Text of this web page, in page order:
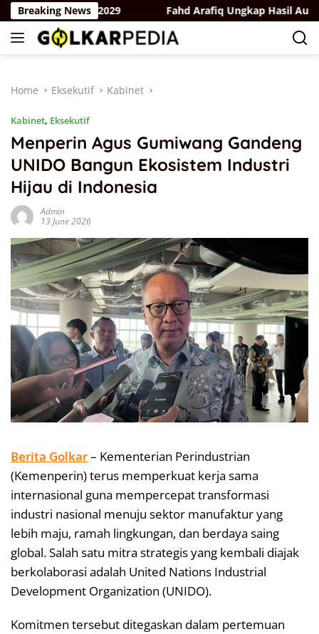
Skip
to
content
Breaking News
Pemilu 2029 Fahd Arafiq Ungkap Hasil Audit
Home Eksekutif Kabinet
Kabinet, Eksekutif
Menperin Agus Gumiwang Gandeng
UNIDO Bangun Ekosistem Industri
Hijau di Indonesia
Admin
13 June 2026
Berita Golkar– Kementerian Perindustrian
(Kemenperin) terus memperkuat kerja sama
internasional guna mempercepat transformasi
industri nasional menuju sektor manufaktur yang
lebih maju, ramah lingkungan, dan berdaya saing
global. Salah satu mitra strategis yang kembali diajak
berkolaborasi adalah United Nations Industrial
Development Organization (UNIDO).
Komitmen tersebut ditegaskan dalam pertemuan